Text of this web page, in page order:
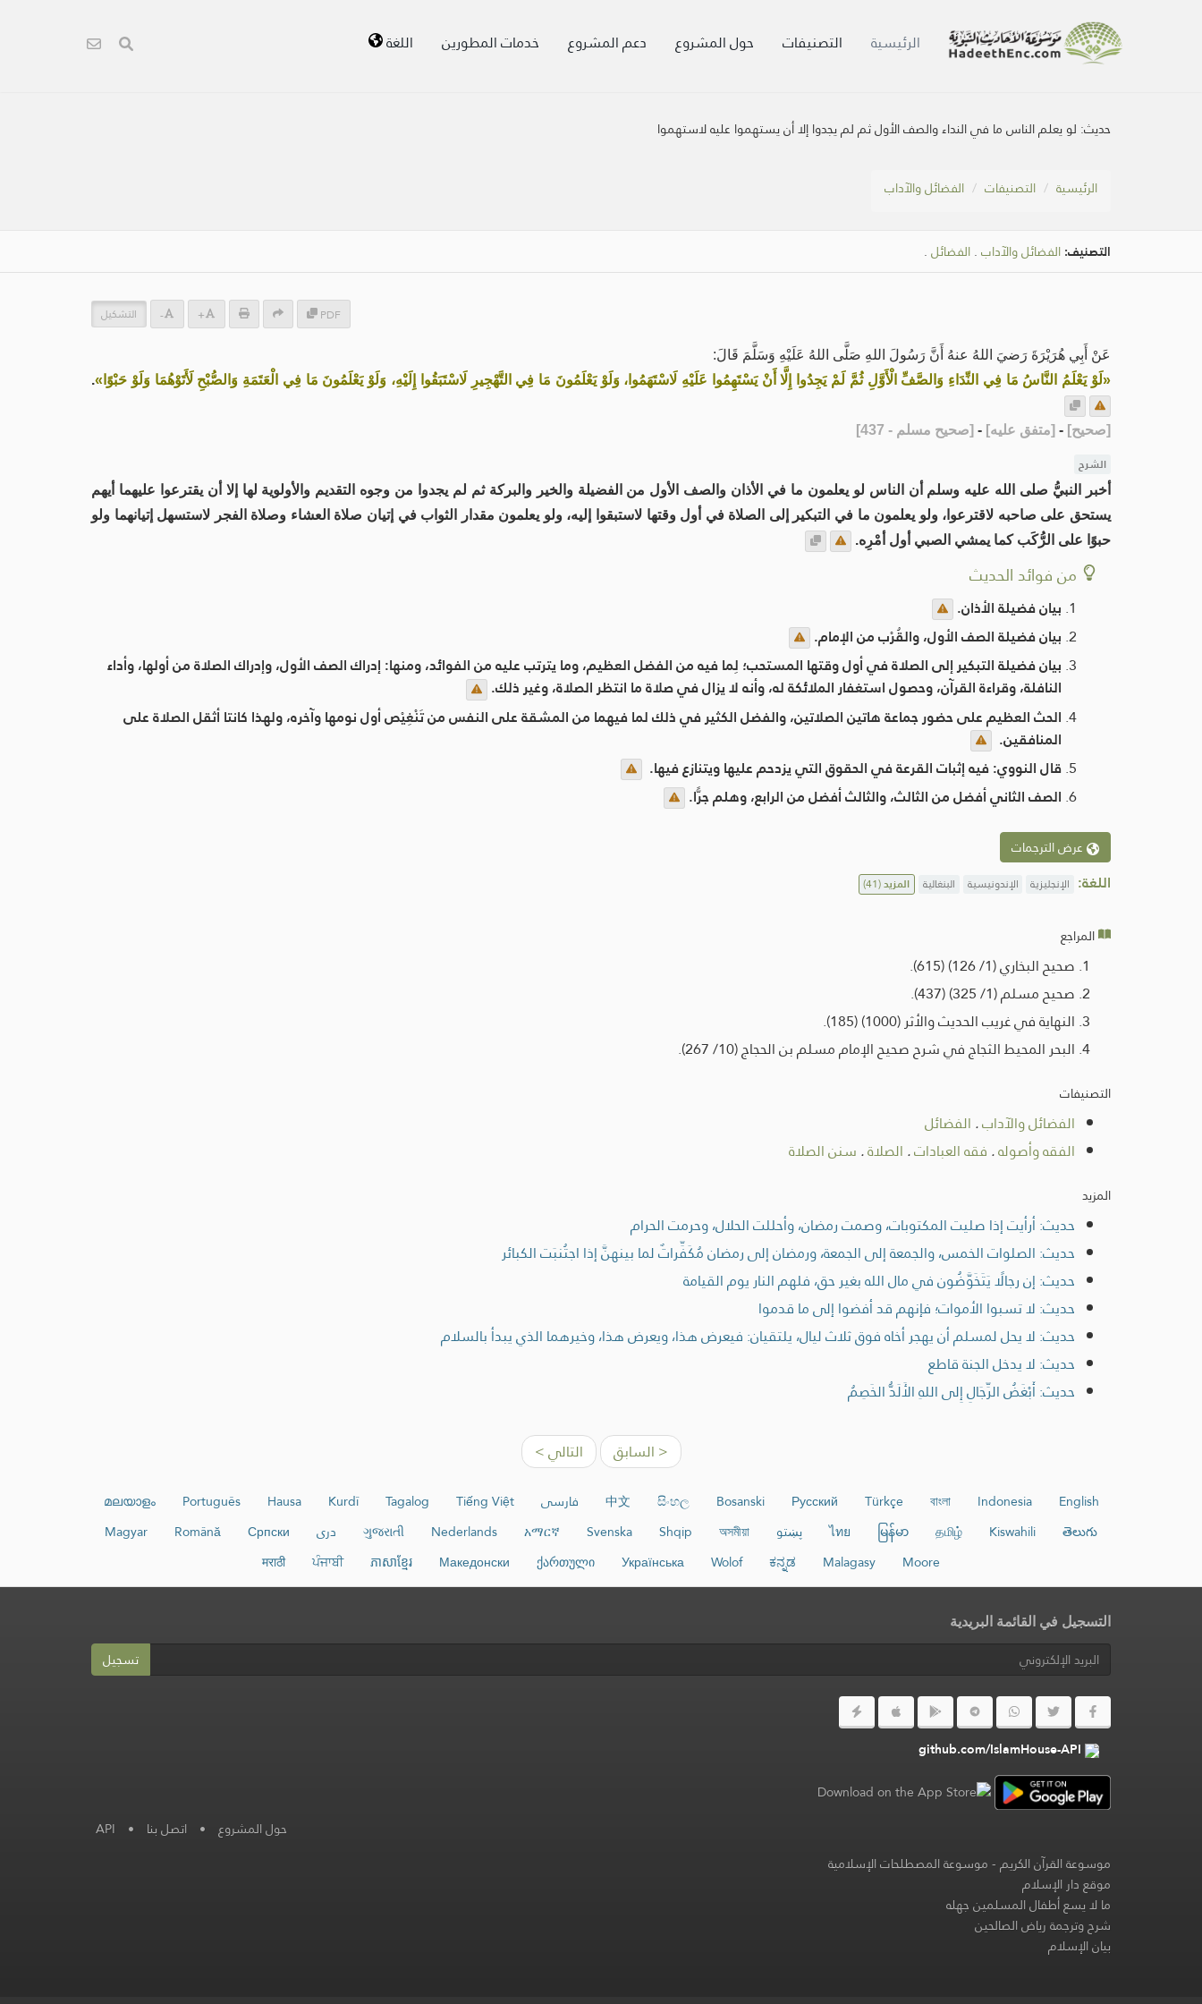
الرئيسية التصنيفات حول المشروع دعم المشروع خدمات المطورين اللغة
حديث: لو يعلم الناس ما في النداء والصف الأول ثم لم يجدوا إلا أن يستهموا عليه لاستهموا
الرئيسية التصنيفات الفضائل والآداب
التصنيف: الفضائل والآداب . الفضائل .
PDF
+
- التشكيل
عَنْ أَبِي هُرَيْرَةَ رَضيَ اللهُ عنهُ أَنَّ رَسُولَ اللهِ صَلَّى اللهُ عَلَيْهِ وَسَلَّمَ قَالَ:
«لَوْ يَعْلَمُ النَّاسُ مَا فِي النِّدَاءِ وَالصَّفِّ الْأَوَّلِ ثُمَّ لَمْ يَجِدُوا إِلَّا أَنْ يَسْتَهِمُوا عَلَيْهِ لَاسْتَهَمُوا، وَلَوْ يَعْلَمُونَ مَا فِي التَّهْجِيرِ لَاسْتَبَقُوا إِلَيْهِ، وَلَوْ يَعْلَمُونَ مَا فِي الْعَتَمَةِ وَالصُّبْحِ لَأَتَوْهُمَا وَلَوْ حَبْوًا».
[صحيح]
-
[متفق عليه]
-
[صحيح مسلم - 437 ]
الشرح
أخبر النبيُّ صلى الله عليه وسلم أن الناس لو يعلمون ما في الأذان والصف الأول من الفضيلة والخير والبركة ثم لم يجدوا من وجوه التقديم والأولوية لها إلا أن يقترعوا عليهما أيهم
يستحق على صاحبه لاقترعوا، ولو يعلمون ما في التبكير إلى الصلاة في أول وقتها لاستبقوا إليه، ولو يعلمون مقدار الثواب في إتيان صلاة العشاء وصلاة الفجر لاستسهل إتيانهما ولو
حبوًا على الرُّكَب كما يمشي الصبي أول أمْرِه.
من فوائد الحديث
بيان فضيلة الأذان.
بيان فضيلة الصف الأول، والقُرْب من الإمام.
بيان فضيلة التبكير إلى الصلاة في أول وقتها المستحب؛ لِما فيه من الفضل العظيم، وما يترتب عليه من الفوائد، ومنها: إدراك الصف الأول، وإدراك الصلاة من أولها، وأداء
النافلة، وقراءة القرآن، وحصول استغفار الملائكة له، وأنه لا يزال في صلاة ما انتظر الصلاة، وغير ذلك.
الحث العظيم على حضور جماعة هاتين الصلاتين، والفضل الكثير في ذلك لما فيهما من المشقة على النفس من تَنْغِيْص أول نومها وآخره، ولهذا كانتا أثقل الصلاة على
المنافقين. ‏
قال النووي: فيه إثبات القرعة في الحقوق التي يزدحم عليها ويتنازع فيها. ‏
الصف الثاني أفضل من الثالث، والثالث أفضل من الرابع، وهلم جرًّا.
عرض الترجمات
اللغة: الإنجليزية الإندونيسية البنغالية المزيد(41)
المراجع
صحيح البخاري (1/ 126) (615).
صحيح مسلم (1/ 325) (437).
النهاية في غريب الحديث والأثر (1000) (185).
البحر المحيط الثجاج في شرح صحيح الإمام مسلم بن الحجاج (10/ 267).
التصنيفات
الفضائل والآداب. الفضائل
الفقه وأصوله. فقه العبادات. الصلاة. سنن الصلاة
المزيد
حديث: أرأيت إذا صليت المكتوبات، وصمت رمضان، وأحللت الحلال، وحرمت الحرام
حديث: الصلوات الخمس، والجمعة إلى الجمعة، ورمضان إلى رمضان مُكَفِّراتٌ لما بينهنَّ إذا اجتُنبَت الكبائر
حديث: إن رجالًا يَتَخَوَّضُون في مال الله بغير حق، فلهم النار يوم القيامة
حديث: لا تسبوا الأموات؛ فإنهم قد أفضوا إلى ما قدموا
حديث: لا يحل لمسلم أن يهجر أخاه فوق ثلاث ليال، يلتقيان: فيعرض هذا، ويعرض هذا، وخيرهما الذي يبدأ بالسلام
حديث: لا يدخل الجنة قاطع
حديث: أَبْغَضُ الرِّجَالِ إِلى اللهِ الأَلَدُّ الخَصِمُ
< السابق التالي >
English
Indonesia
বাংলা
Türkçe
Русский
Bosanski
සිංහල
中文 فارسی Tiếng Việt
Tagalog
Kurdî
Hausa
Português
മലയാളം
తెలుగు
Kiswahili
தமிழ்
မြန်မာ
ไทย پښتو অসমীয়া
Shqip
Svenska
አማርኛ
Nederlands
ગુજરાતી دری Српски
Română
Magyar
Moore
Malagasy
ಕನ್ನಡ
Wolof
Українська
ქართული
Македонски
ភាសាខ្មែរ
ਪੰਜਾਬੀ
मराठी
التسجيل في القائمة البريدية
تسجيل
github.com/IslamHouse-API
حول المشروع • اتصل بنا •
API
موسوعة القرآن الكريم-موسوعة المصطلحات الإسلامية
موقع دار الإسلام
ما لا يسع أطفال المسلمين جهله
شرح وترجمة رياض الصالحين
بيان الإسلام